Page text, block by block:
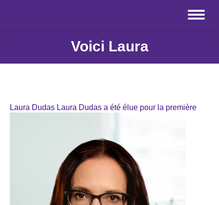
Voici Laura
Laura Dudas Laura Dudas a été élue pour la première